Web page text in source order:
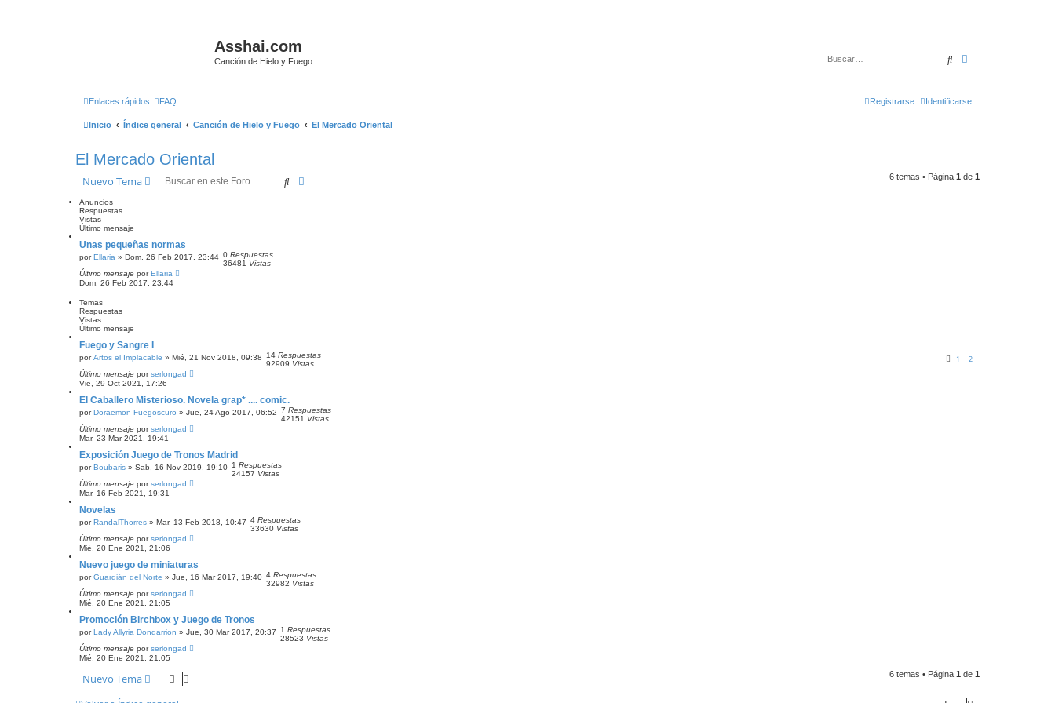
Asshai.com
Canción de Hielo y Fuego Buscar
Enlaces rápidos FAQ Identificarse
Registrarse
Inicio Índice general Canción de Hielo y Fuego El Mercado Oriental
El Mercado Oriental
Nuevo Tema Buscar 6 temas • Página 1 de 1
Anuncios
Respuestas
Vistas
Último mensaje
Unas pequeñas normas
porEllaria » Dom, 26 Feb 2017, 23:44 0 Respuestas
36481 Vistas
Último mensaje porEllaria
Dom, 26 Feb 2017, 23:44
Temas
Respuestas
Vistas
Último mensaje
Fuego y Sangre I
porArtos el Implacable » Mié, 21 Nov 2018, 09:38 1 2
14 Respuestas
92909 Vistas
Último mensaje porserlongad
Vie, 29 Oct 2021, 17:26
El Caballero Misterioso. Novela grap* .... comic.
porDoraemon Fuegoscuro » Jue, 24 Ago 2017, 06:52 7 Respuestas
42151 Vistas
Último mensaje porserlongad
Mar, 23 Mar 2021, 19:41
Exposición Juego de Tronos Madrid
porBoubaris » Sab, 16 Nov 2019, 19:10 1 Respuestas
24157 Vistas
Último mensaje porserlongad
Mar, 16 Feb 2021, 19:31
Novelas
porRandalThorres » Mar, 13 Feb 2018, 10:47 4 Respuestas
33630 Vistas
Último mensaje porserlongad
Mié, 20 Ene 2021, 21:06
Nuevo juego de miniaturas
porGuardián del Norte » Jue, 16 Mar 2017, 19:40 4 Respuestas
32982 Vistas
Último mensaje porserlongad
Mié, 20 Ene 2021, 21:05
Promoción Birchbox y Juego de Tronos
porLady Allyria Dondarrion » Jue, 30 Mar 2017, 20:37 1 Respuestas
28523 Vistas
Último mensaje porserlongad
Mié, 20 Ene 2021, 21:05
Nuevo Tema 6 temas • Página 1 de 1